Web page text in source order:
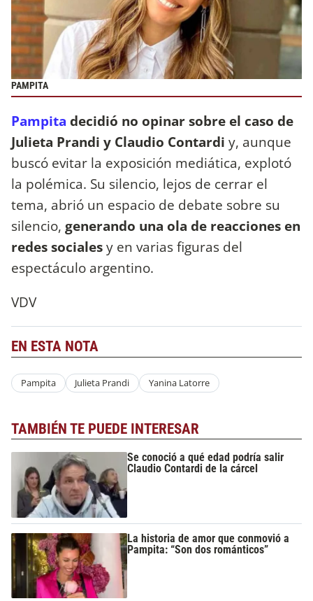
PAMPITA
Pampita decidió no opinar sobre el caso de
Julieta Prandi y Claudio Contardi y, aunque
buscó evitar la exposición mediática, explotó
la polémica. Su silencio, lejos de cerrar el
tema, abrió un espacio de debate sobre su
silencio, generando una ola de reacciones en
redes socialesy en varias figuras del
espectáculo argentino.
VDV
EN ESTA NOTA
Pampita Julieta Prandi Yanina Latorre
TAMBIÉN TE PUEDE INTERESAR
Se conoció a qué edad podría salir
Claudio Contardi de la cárcel
La historia de amor que conmovió a
Pampita: “Son dos románticos”